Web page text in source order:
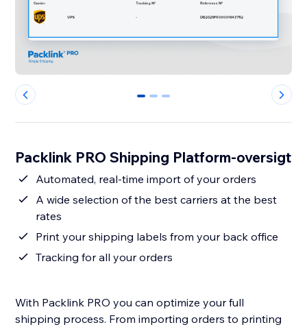
0 1 2
Packlink PRO Shipping Platform-oversigt
Automated, real-time import of your orders
A wide selection of the best carriers at the best
rates
Print your shipping labels from your back office
Tracking for all your orders
With Packlink PRO you can optimize your full
shipping process. From importing orders to printing